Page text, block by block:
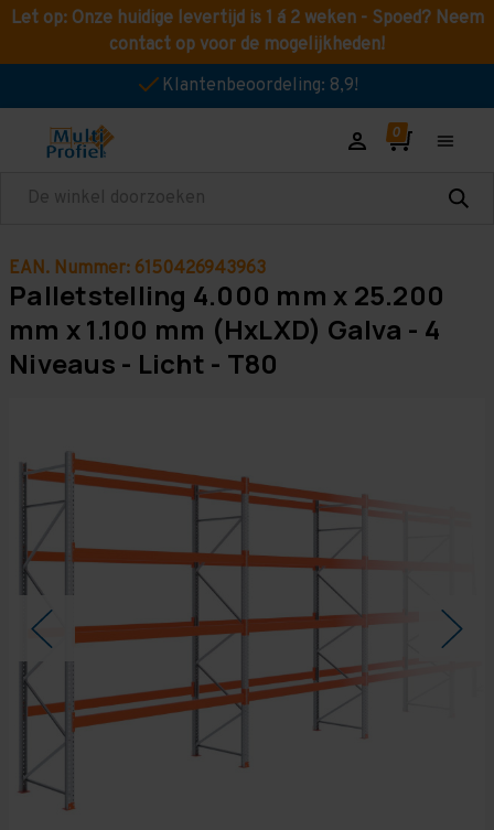
Let op: Onze huidige levertijd is 1 á 2 weken - Spoed? Neem
contact op voor de mogelijkheden!
Klantenbeoordeling: 8,9!
Zoeken
EAN. Nummer: 6150426943963
Palletstelling 4.000 mm x 25.200
mm x 1.100 mm (HxLXD) Galva - 4
Niveaus - Licht - T80